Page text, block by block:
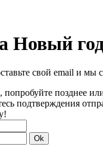
Новый
свой email и
позднее
подтверждения
Ok